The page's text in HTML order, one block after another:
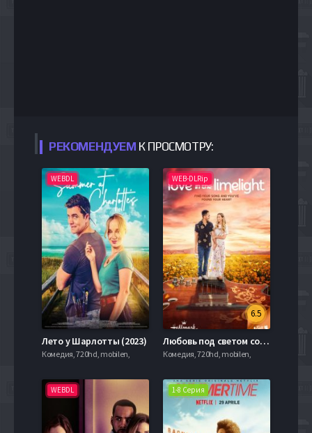
РЕКОМЕНДУЕМ К ПРОСМОТРУ:
WEBDL
Лето у Шарлотты (2023)
Комедия, 720hd, mobilen,
WEB-DLRip
6.5
Любовь под светом софитов (2022)
Комедия, 720hd, mobilen,
WEBDL 1-8 Серия